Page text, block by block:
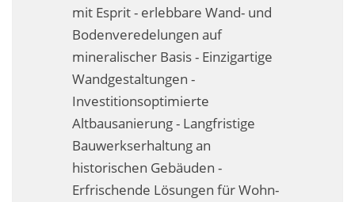
Navigation schließen
mit Esprit - erlebbare Wand- und
Bodenveredelungen auf
mineralischer Basis - Einzigartige
Wandgestaltungen -
Investitionsoptimierte
Altbausanierung - Langfristige
Bauwerkserhaltung an
historischen Gebäuden -
Erfrischende Lösungen für Wohn-